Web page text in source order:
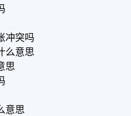
冲突吗
么意思
思
意思